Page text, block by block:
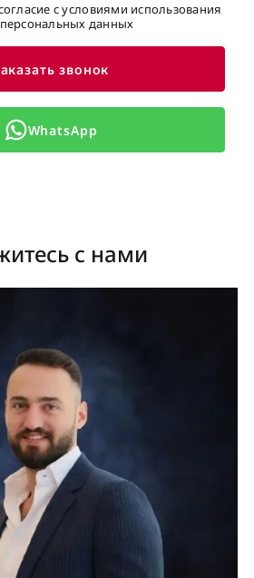
с условиями использования
персональных данных
звонок
WhatsApp
с нами